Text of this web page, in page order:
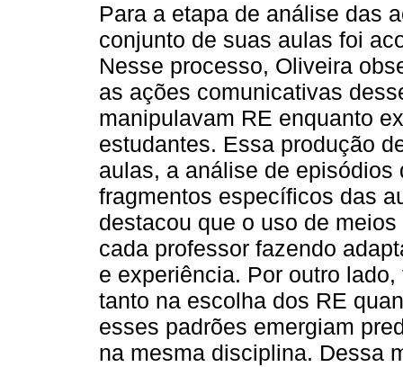
Para a etapa de análise das
conjunto de suas aulas foi
Nesse processo, Oliveira
as ações comunicativas
manipulavam RE enquanto
estudantes. Essa produção
aulas, a análise de
fragmentos específicos das
destacou que o uso de
cada professor fazendo
e experiência. Por outro
tanto na escolha dos RE
esses padrões emergiam
na mesma disciplina. Dessa